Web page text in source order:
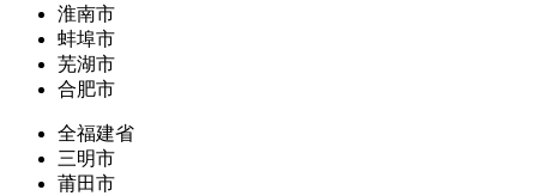
淮南市
蚌埠市
芜湖市
合肥市
全福建省
三明市
莆田市